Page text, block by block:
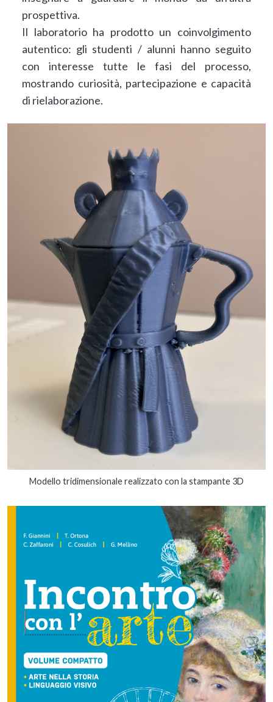
prospettiva.
Il laboratorio ha prodotto un coinvolgimento
autentico: gli studenti / alunni hanno seguito
con interesse tutte le fasi del processo,
mostrando curiosità, partecipazione e capacità
di rielaborazione.
Modello tridimensionale realizzato con la stampante 3D